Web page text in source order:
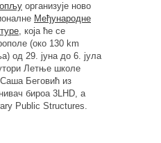
организује ново
Међународне
, која ће се
(око 130 km
од 29. јуна до 6. јула
Летње школе
Беговић из
бироа 3LHD, а
Public Structures.